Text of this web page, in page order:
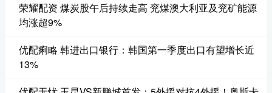
荣耀配资 煤炭股午后持续走高 兖煤澳大利亚及兖矿能源
均涨超9%
优配痢略 韩进出口银行：韩国第一季度出口有望增长近
13%